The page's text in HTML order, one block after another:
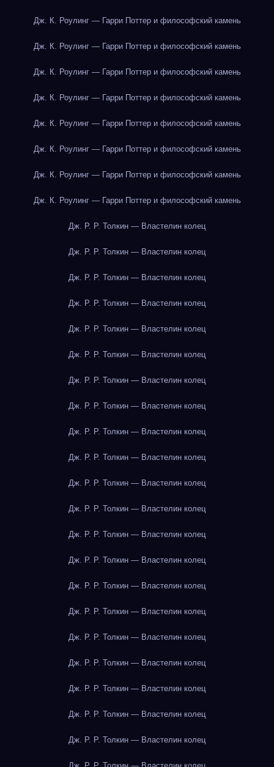
Дж. К. Роулинг — Гарри Поттер и философский камень
Дж. К. Роулинг — Гарри Поттер и философский камень
Дж. К. Роулинг — Гарри Поттер и философский камень
Дж. К. Роулинг — Гарри Поттер и философский камень
Дж. К. Роулинг — Гарри Поттер и философский камень
Дж. К. Роулинг — Гарри Поттер и философский камень
Дж. К. Роулинг — Гарри Поттер и философский камень
Дж. К. Роулинг — Гарри Поттер и философский камень
Дж. Р. Р. Толкин — Властелин колец
Дж. Р. Р. Толкин — Властелин колец
Дж. Р. Р. Толкин — Властелин колец
Дж. Р. Р. Толкин — Властелин колец
Дж. Р. Р. Толкин — Властелин колец
Дж. Р. Р. Толкин — Властелин колец
Дж. Р. Р. Толкин — Властелин колец
Дж. Р. Р. Толкин — Властелин колец
Дж. Р. Р. Толкин — Властелин колец
Дж. Р. Р. Толкин — Властелин колец
Дж. Р. Р. Толкин — Властелин колец
Дж. Р. Р. Толкин — Властелин колец
Дж. Р. Р. Толкин — Властелин колец
Дж. Р. Р. Толкин — Властелин колец
Дж. Р. Р. Толкин — Властелин колец
Дж. Р. Р. Толкин — Властелин колец
Дж. Р. Р. Толкин — Властелин колец
Дж. Р. Р. Толкин — Властелин колец
Дж. Р. Р. Толкин — Властелин колец
Дж. Р. Р. Толкин — Властелин колец
Дж. Р. Р. Толкин — Властелин колец